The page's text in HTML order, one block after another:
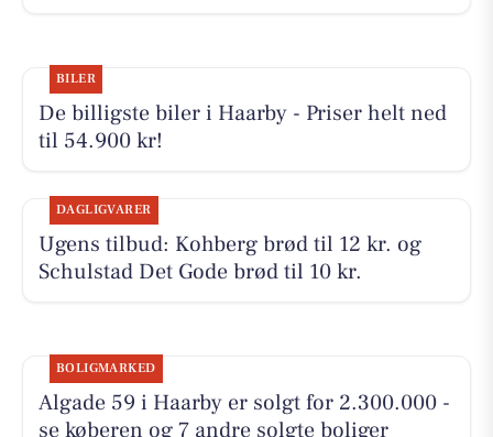
BILER
De billigste biler i Haarby - Priser helt ned
til 54.900 kr!
DAGLIGVARER
Ugens tilbud: Kohberg brød til 12 kr. og
Schulstad Det Gode brød til 10 kr.
BOLIGMARKED
Algade 59 i Haarby er solgt for 2.300.000 -
se køberen og 7 andre solgte boliger